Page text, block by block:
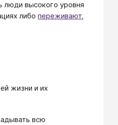
люди высокого уровня
либо переживают
жизни и их
всю